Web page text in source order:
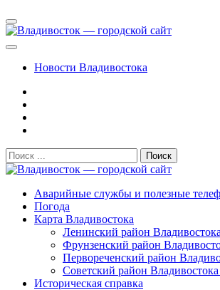
Новости Владивостока
Поиск:
Владивосток — городской сайт
Аварийные службы и полезные
Погода
Карта Владивостока
Ленинский район
Фрунзенский район
Первореченский район
Советский район Владивостока
Историческая справка